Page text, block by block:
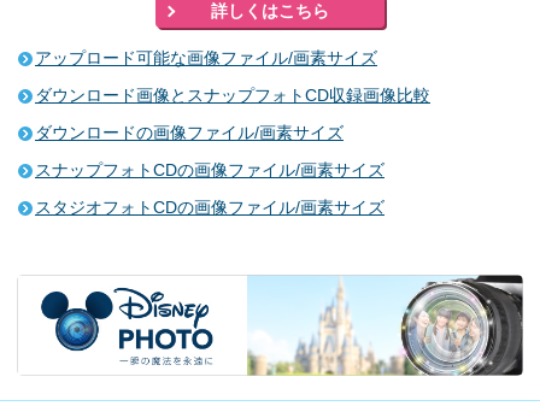
詳しくはこちら
アップロード可能な画像ファイル/画素サイズ
ダウンロード画像とスナップフォトCD収録画像比較
ダウンロードの画像ファイル/画素サイズ
スナップフォトCDの画像ファイル/画素サイズ
スタジオフォトCDの画像ファイル/画素サイズ